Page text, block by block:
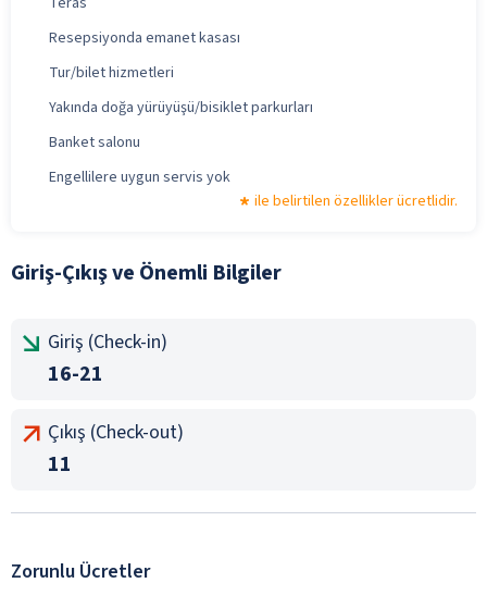
Resepsiyonda emanet kasası
Tur/bilet hizmetleri
Yakında doğa yürüyüşü/bisiklet parkurları
Banket salonu
Engellilere uygun servis yok
ile belirtilen özellikler ücretlidir.
Giriş-Çıkış ve Önemli Bilgiler
Giriş (Check-in)
16-21
Çıkış (Check-out)
11
Zorunlu Ücretler